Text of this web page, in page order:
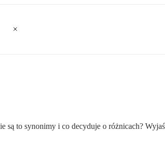
to synonimy i co decyduje o różnicach?